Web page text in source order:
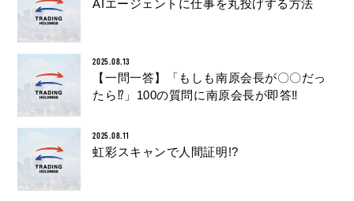
AIエージェントに仕事を丸投げする方法
2025.08.13
【一問一答】「もしも南原会長が〇〇だっ
たら⁉︎」100の質問に南原会長が即答‼︎
2025.08.11
虹彩スキャンで人間証明!?